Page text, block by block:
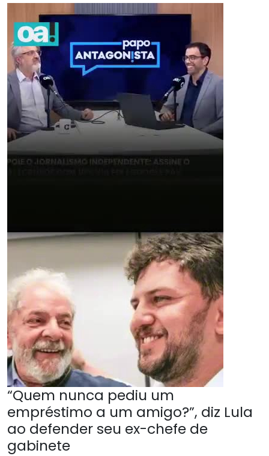
“Quem nunca pediu um
empréstimo a um amigo?”, diz Lula
ao defender seu ex-chefe de
gabinete